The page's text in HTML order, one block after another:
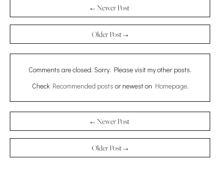
← Newer Post
Older Post →
Comments are closed. Sorry. Please visit my other posts.
Check Recommended posts or newest on Homepage.
← Newer Post
Older Post →